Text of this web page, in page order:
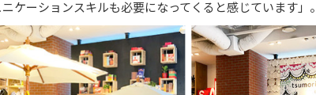
ケーションスキルも必要になってくると感じています」。